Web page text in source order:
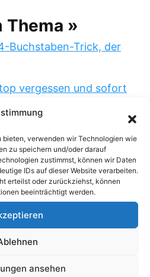
Thema »
Buchstaben-Trick, der
vergessen und sofort
Speicherplatz im Linux-
Terminal“: Warum du
im Terminal:
bieten, verwenden wir Technologien wie
zu speichern und/oder darauf
zustimmst, können wir Daten
IDs auf dieser Website verarbeiten.
erteilst oder zurückziehst, können
beeinträchtigt werden.
ansehen